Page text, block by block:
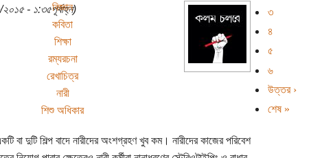
বিজ্ঞান
কবিতা
শিক্ষা
রম্যরচনা
রেখাচিত্র
নারী
শিশু অধিকার
- ১:৩৫পূর্বাহ্ন)
বা দুটি শিল্প বাদে নারীদের অংশগ্রহণ খুব কম। নারীদের কাজের পরিবেশ
৩
৪
৫
৬
উত্তর ›
শেষ »